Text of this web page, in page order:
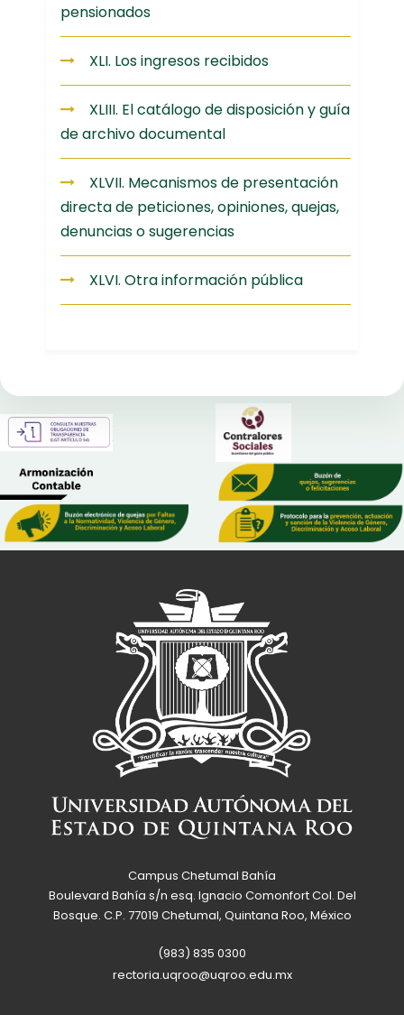
pensionados
XLI. Los ingresos recibidos
XLIII. El catálogo de disposición y guía
de archivo documental
XLVII. Mecanismos de presentación
directa de peticiones, opiniones, quejas,
denuncias o sugerencias
XLVI. Otra información pública
Campus Chetumal Bahía
Boulevard Bahía s/n esq. Ignacio Comonfort Col. Del
Bosque. C.P. 77019 Chetumal, Quintana Roo, México
(983) 835 0300
rectoria.uqroo@uqroo.edu.mx